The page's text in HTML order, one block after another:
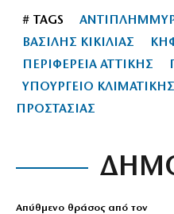
# TAGS
ΒΑΣΙΛΗΣ ΚΙΚΙΛΙΑΣ
ΠΕΡΙΦΕΡΕΙΑ ΑΤΤΙΚΗΣ
ΥΠΟΥΡΓΕΙΟ
ΠΡΟΣΤΑΣΙΑΣ
Απύθμενο θράσος από τον